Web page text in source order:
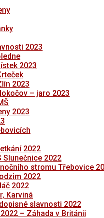
2023
2023
2023
– jaro 2023
2023
2022
Slunečnice 2022
stromu Třebovice
2022
2022
Karviná
slavnosti 2022
– Záhada v Británii